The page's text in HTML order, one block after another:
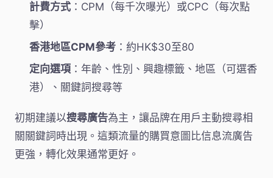
計費方式 ：CPM（每千次曝光）或CPC（每次點
擊）
香港地區CPM參考 ：約HK$30至80
定向選項 ：年齡、性別、興趣標籤、地區（可選香
港）、關鍵詞搜尋等
初期建議以搜尋廣告為主，讓品牌在用戶主動搜尋相
關關鍵詞時出現。這類流量的購買意圖比信息流廣告
更強，轉化效果通常更好。